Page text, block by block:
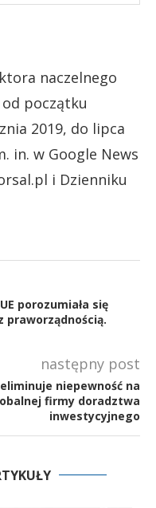
naczelnego
początku
2019, do lipca
in. w Google News
i Dzienniku
porozumiała się
następny post
niepewność na
firmy doradztwa
inwestycyjnego